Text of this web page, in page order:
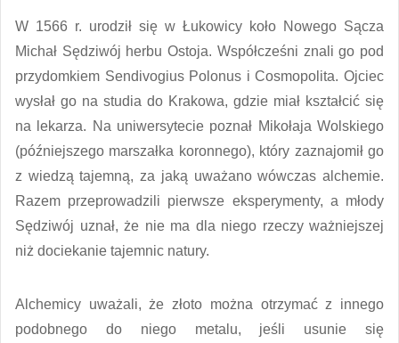
W 1566 r. urodził się w Łukowicy koło Nowego Sącza
Michał Sędziwój herbu Ostoja. Współcześni znali go pod
przydomkiem Sendivogius Polonus i Cosmopolita. Ojciec
wysłał go na studia do Krakowa, gdzie miał kształcić się
na lekarza. Na uniwersytecie poznał Mikołaja Wolskiego
(późniejszego marszałka koronnego), który zaznajomił go
z wiedzą tajemną, za jaką uważano wówczas alchemie.
Razem przeprowadzili pierwsze eksperymenty, a młody
Sędziwój uznał, że nie ma dla niego rzeczy ważniejszej
niż dociekanie tajemnic natury.
Alchemicy uważali, że złoto można otrzymać z innego
podobnego do niego metalu, jeśli usunie się